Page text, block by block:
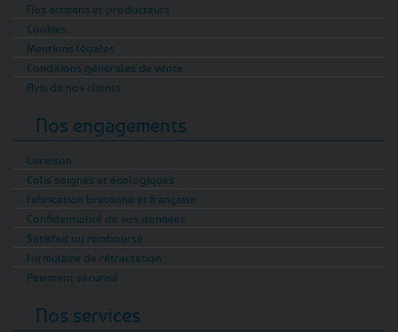
Nos artisans et producteurs
Cookies
Mentions légales
Conditions générales de vente
Avis de nos clients
Nos engagements
Livraison
Colis soignés et écologiques
Fabrication bretonne et française
Confidentialité de vos données
Satisfait ou remboursé
Formulaire de rétractation
Paiement sécurisé
Nos services